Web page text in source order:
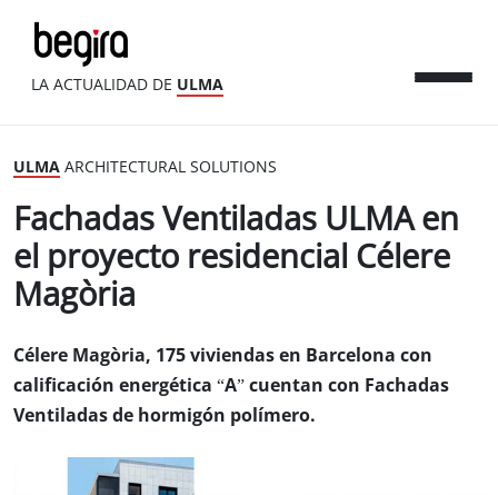
LA ACTUALIDAD DE ULMA
ULMA ARCHITECTURAL SOLUTIONS
Fachadas Ventiladas ULMA en
el proyecto residencial Célere
Magòria
Célere Magòria, 175 viviendas en Barcelona con
calificación energética “A” cuentan con Fachadas
Ventiladas de hormigón polímero.